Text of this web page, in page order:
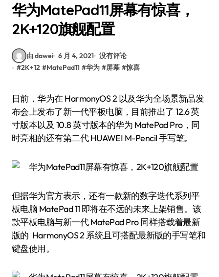
华为MatePad11屏幕有惊喜，
2K+120旗舰配置
由 dawei 6 月 4, 2021 没有评论
#2K+12 #MatePad11 #华为 #屏幕 #惊喜
日前，华为在 HarmonyOS 2 以及华为全场景新品发
布会上发布了新一代平板电脑，目前推出了 12.6 英
寸版本以及 10.8 英寸版本的华为 MatePad Pro，同
时亮相的还有第二代 HUAWEI M-Pencil 手写笔。
但据华为官方表示，还有一款新的数字迭代系列平
板电脑 MatePad 11 即将在不远的未来上架销售。该
款平板电脑与新一代 MatePad Pro 同样搭载着最新
版的 HarmonyOS 2 系统且可搭配最新版的手写笔和
键盘使用。